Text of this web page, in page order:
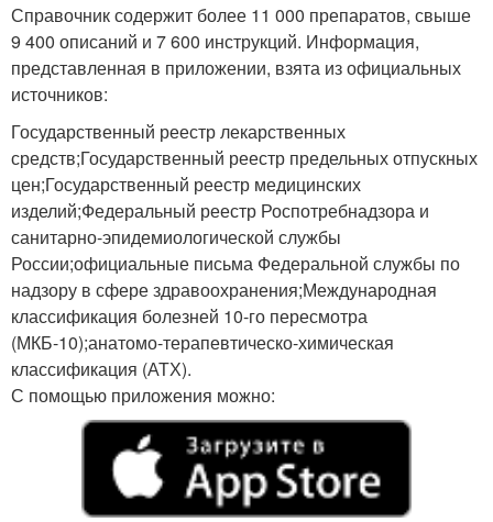
Справочник содержит более 11 000 препаратов, свыше
9 400 описаний и 7 600 инструкций. Информация,
представленная в приложении, взята из официальных
источников:
Государственный реестр лекарственных
средств;Государственный реестр предельных отпускных
цен;Государственный реестр медицинских
изделий;Федеральный реестр Роспотребнадзора и
санитарно-эпидемиологической службы
России;официальные письма Федеральной службы по
надзору в сфере здравоохранения;Международная
классификация болезней 10-го пересмотра
(МКБ-10);анатомо-терапевтическо-химическая
классификация (АТХ).
С помощью приложения можно: